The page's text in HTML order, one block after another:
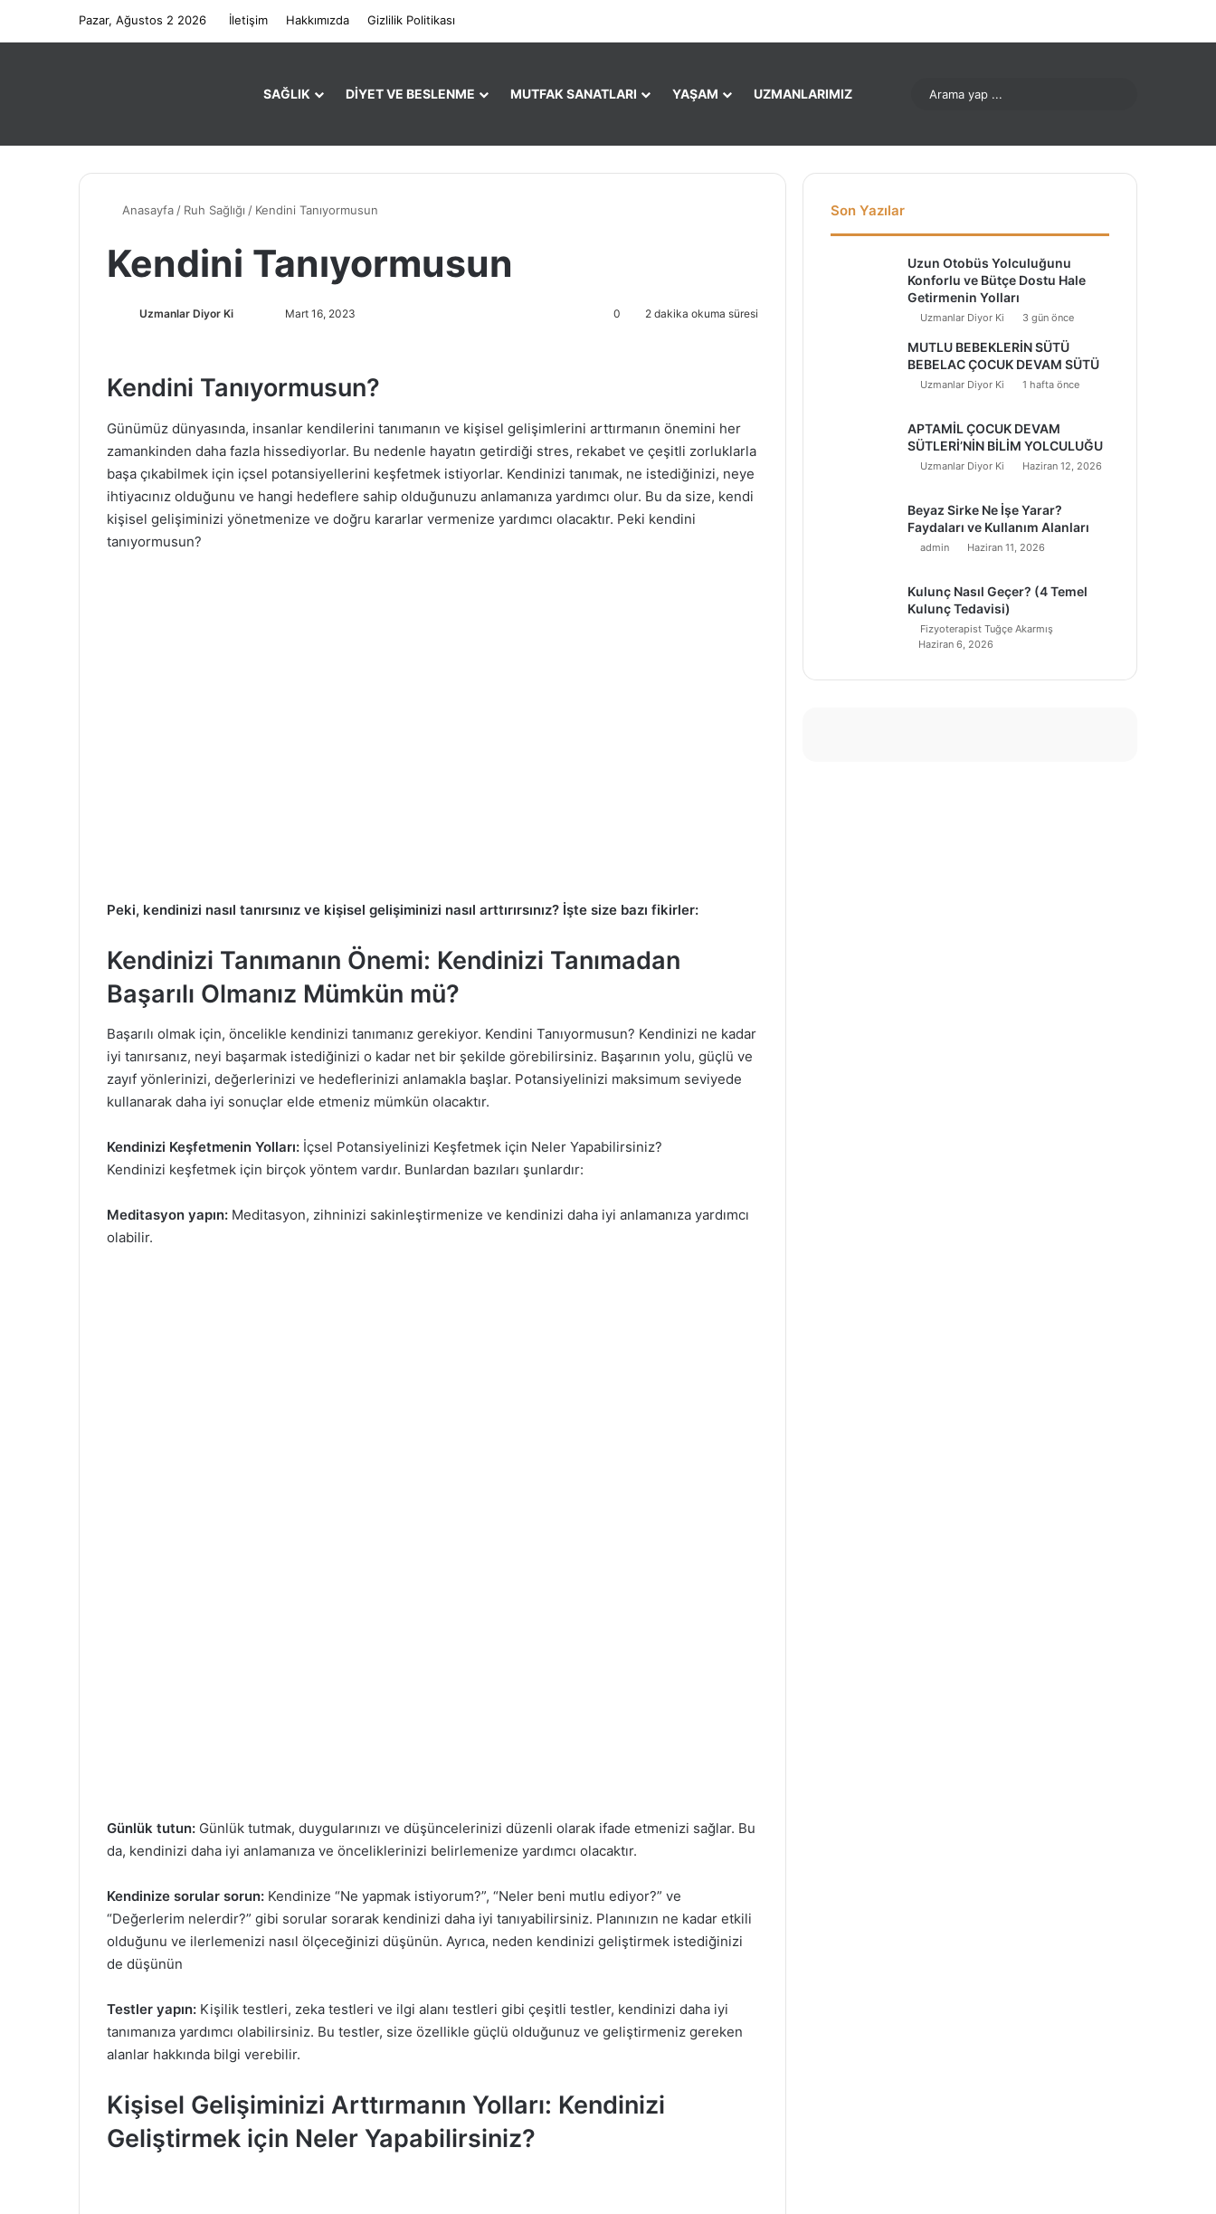
Pazar, Ağustos 2 2026 İletişim Hakkımızda Gizlilik Politikası
SAĞLIK DIYET VE BESLENME MUTFAK SANATLARI YAŞAM UZMANLARIMIZ
Anasayfa / Ruh Sağlığı / Kendini Tanıyormusun
Kendini Tanıyormusun
Uzmanlar Diyor Ki
o
w
o
p
o
s
Mart 16, 2023 0 2 dakika okuma süresi
Kendini Tanıyormusun?
Günümüz dünyasında, insanlar kendilerini tanımanın ve kişisel gelişimlerini arttırmanın önemini her
zamankinden daha fazla hissediyorlar. Bu nedenle hayatın getirdiği stres, rekabet ve çeşitli zorluklarla
başa çıkabilmek için içsel potansiyellerini keşfetmek istiyorlar. Kendinizi tanımak, ne istediğinizi, neye
ihtiyacınız olduğunu ve hangi hedeflere sahip olduğunuzu anlamanıza yardımcı olur. Bu da size, kendi
kişisel gelişiminizi yönetmenize ve doğru kararlar vermenize yardımcı olacaktır. Peki kendini
tanıyormusun?
Peki, kendinizi nasıl tanırsınız ve kişisel gelişiminizi nasıl arttırırsınız? İşte size bazı fikirler:
Kendinizi Tanımanın Önemi: Kendinizi Tanımadan
Başarılı Olmanız Mümkün mü?
Başarılı olmak için, öncelikle kendinizi tanımanız gerekiyor. Kendini Tanıyormusun? Kendinizi ne kadar
iyi tanırsanız, neyi başarmak istediğinizi o kadar net bir şekilde görebilirsiniz. Başarının yolu, güçlü ve
zayıf yönlerinizi, değerlerinizi ve hedeflerinizi anlamakla başlar. Potansiyelinizi maksimum seviyede
kullanarak daha iyi sonuçlar elde etmeniz mümkün olacaktır.
Kendinizi Keşfetmenin Yolları: İçsel Potansiyelinizi Keşfetmek için Neler Yapabilirsiniz?
Kendinizi keşfetmek için birçok yöntem vardır. Bunlardan bazıları şunlardır:
Meditasyon yapın: Meditasyon, zihninizi sakinleştirmenize ve kendinizi daha iyi anlamanıza yardımcı
olabilir.
Günlük tutun: Günlük tutmak, duygularınızı ve düşüncelerinizi düzenli olarak ifade etmenizi sağlar. Bu
da, kendinizi daha iyi anlamanıza ve önceliklerinizi belirlemenize yardımcı olacaktır.
Kendinize sorular sorun: Kendinize “Ne yapmak istiyorum?”, “Neler beni mutlu ediyor?” ve
“Değerlerim nelerdir?” gibi sorular sorarak kendinizi daha iyi tanıyabilirsiniz. Planınızın ne kadar etkili
olduğunu ve ilerlemenizi nasıl ölçeceğinizi düşünün. Ayrıca, neden kendinizi geliştirmek istediğinizi
de düşünün
Testler yapın: Kişilik testleri, zeka testleri ve ilgi alanı testleri gibi çeşitli testler, kendinizi daha iyi
tanımanıza yardımcı olabilirsiniz. Bu testler, size özellikle güçlü olduğunuz ve geliştirmeniz gereken
alanlar hakkında bilgi verebilir.
Kişisel Gelişiminizi Arttırmanın Yolları: Kendinizi
Geliştirmek için Neler Yapabilirsiniz?
Son Yazılar
Uzun Otobüs Yolculuğunu
Konforlu ve Bütçe Dostu Hale
Getirmenin Yolları
Uzmanlar Diyor Ki 3 gün önce
MUTLU BEBEKLERİN SÜTÜ
BEBELAC ÇOCUK DEVAM SÜTÜ
Uzmanlar Diyor Ki 1 hafta önce
APTAMİL ÇOCUK DEVAM
SÜTLERİ’NİN BİLİM YOLCULUĞU
Uzmanlar Diyor Ki Haziran 12, 2026
Beyaz Sirke Ne İşe Yarar?
Faydaları ve Kullanım Alanları
admin Haziran 11, 2026
Kulunç Nasıl Geçer? (4 Temel
Kulunç Tedavisi)
Fizyoterapist Tuğçe Akarmış
Haziran 6, 2026